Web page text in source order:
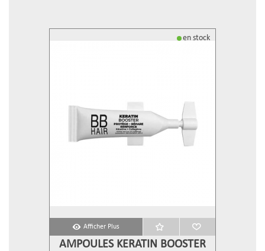
en stock
Afficher Plus
AMPOULES KERATIN BOOSTER